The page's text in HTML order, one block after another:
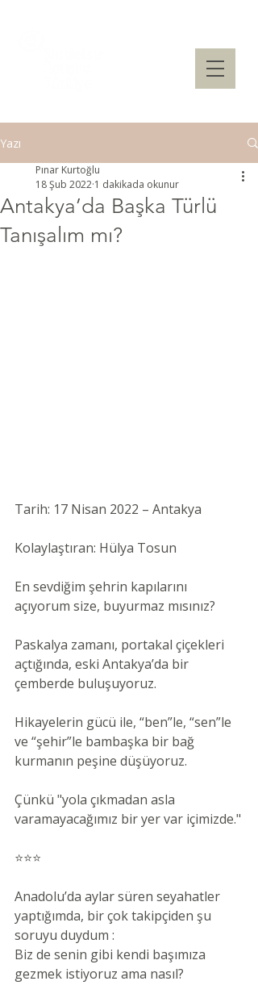
Yazı
Antakya’da Başka Türlü
Tanışalım mı?
Pınar Kurtoğlu
18 Şub 2022 1 dakikada okunur
Tarih: 17 Nisan 2022 – Antakya
Kolaylaştıran: Hülya Tosun
En sevdiğim şehrin kapılarını
açıyorum size, buyurmaz mısınız?
Paskalya zamanı, portakal çiçekleri
açtığında, eski Antakya’da bir
çemberde buluşuyoruz.
Hikayelerin gücü ile, “ben”le, “sen”le
ve “şehir”le bambaşka bir bağ
kurmanın peşine düşüyoruz.
Çünkü "yola çıkmadan asla
varamayacağımız bir yer var içimizde."
⭐⭐⭐
Anadolu’da aylar süren seyahatler
yaptığımda, bir çok takipçiden şu
soruyu duydum :
Biz de senin gibi kendi başımıza
gezmek istiyoruz ama nasıl?